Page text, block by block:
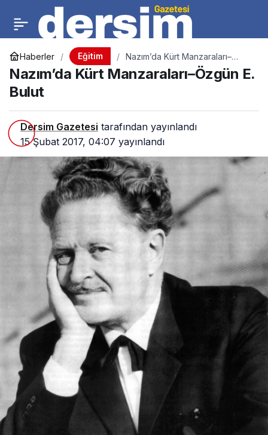
Haberler Eğitim
Nazım’da Kürt Manzaraları–
Özgün E. Bulut
Nazım’da Kürt Manzaraları–Özgün E.
Bulut
Dersim Gazetesi tarafından yayınlandı
15 Şubat 2017, 04:07 yayınlandı